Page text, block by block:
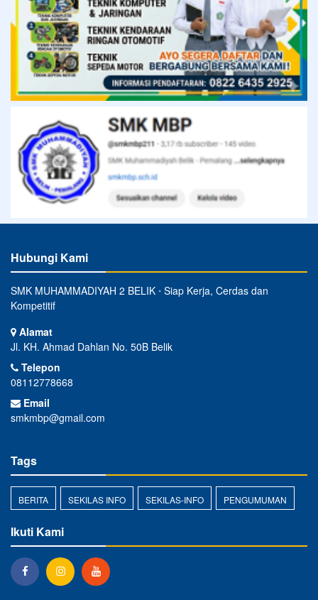
Hubungi Kami
SMK MUHAMMADIYAH 2 BELIK ⋅ Siap Kerja, Cerdas dan
Kompetitif
Alamat
Jl. KH. Ahmad Dahlan No. 50B Belik
Telepon
08112778668
Email
smkmbp@gmail.com
Tags
BERITA SEKILAS INFO SEKILAS-INFO PENGUMUMAN
Ikuti Kami